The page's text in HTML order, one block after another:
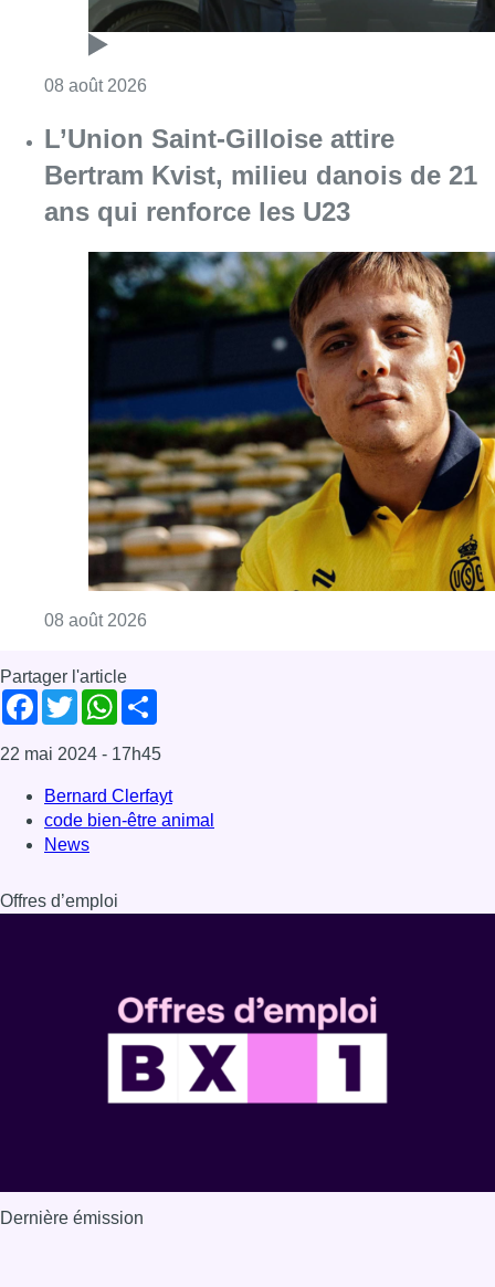
08 août 2026
L’Union Saint-Gilloise attire
Bertram Kvist, milieu danois de 21
ans qui renforce les U23
08 août 2026
Partager l'article
Facebook
TwitterWhatsApp
22 mai 2024 - 17h45
Bernard Clerfayt
code bien-être animal
News
Offres d’emploi
Dernière émission